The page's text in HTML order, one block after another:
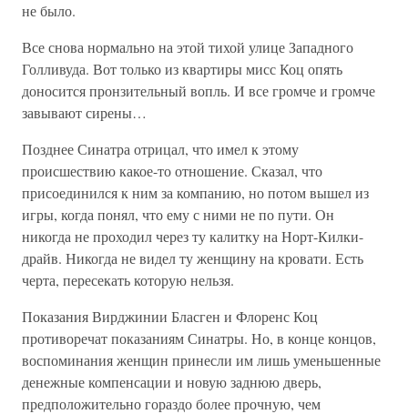
не было.
Все снова нормально на этой тихой улице Западного
Голливуда. Вот только из квартиры мисс Коц опять
доносится пронзительный вопль. И все громче и громче
завывают сирены…
Позднее Синатра отрицал, что имел к этому
происшествию какое-то отношение. Сказал, что
присоединился к ним за компанию, но потом вышел из
игры, когда понял, что ему с ними не по пути. Он
никогда не проходил через ту калитку на Норт-Килки-
драйв. Никогда не видел ту женщину на кровати. Есть
черта, пересекать которую нельзя.
Показания Вирджинии Бласген и Флоренс Коц
противоречат показаниям Синатры. Но, в конце концов,
воспоминания женщин принесли им лишь уменьшенные
денежные компенсации и новую заднюю дверь,
предположительно гораздо более прочную, чем